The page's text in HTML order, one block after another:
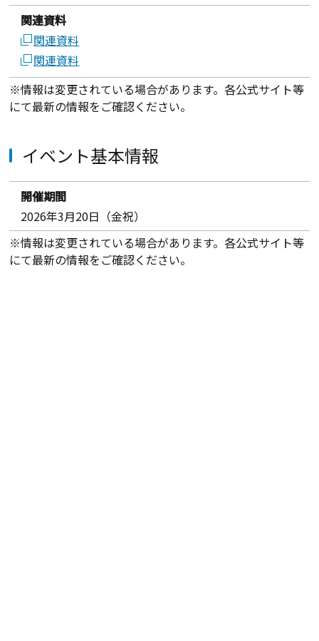
関連資料
関連資料
関連資料
※情報は変更されている場合があります。各公式サイト等
にて最新の情報をご確認ください。
イベント基本情報
開催期間
2026年3月20日（金祝）
※情報は変更されている場合があります。各公式サイト等
にて最新の情報をご確認ください。